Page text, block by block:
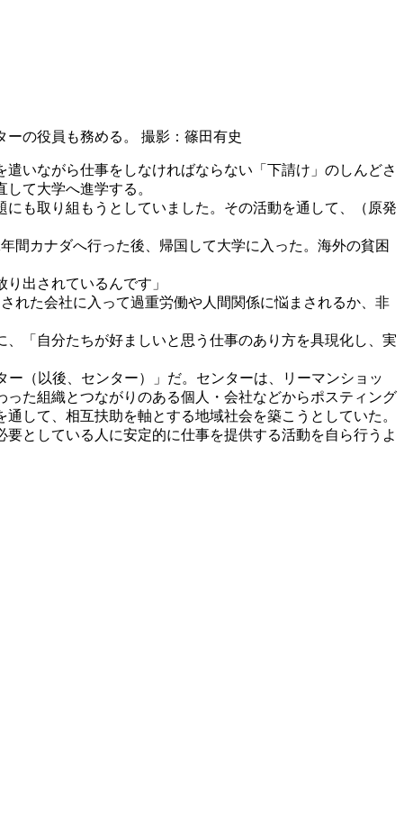
の役員も務める。 撮影：篠田有史
いながら仕事をしなければならない「下請け」のしんどさ
て大学へ進学する。
も取り組もうとしていました。その活動を通して、（原発
間カナダへ行った後、帰国して大学に入った。海外の貧困
出されているんです」
れた会社に入って過重労働や人間関係に悩まされるか、非
「自分たちが好ましいと思う仕事のあり方を具現化し、実
（以後、センター）」だ。センターは、リーマンショッ
た組織とつながりのある個人・会社などからポスティング
して、相互扶助を軸とする地域社会を築こうとしていた。
としている人に安定的に仕事を提供する活動を自ら行うよ